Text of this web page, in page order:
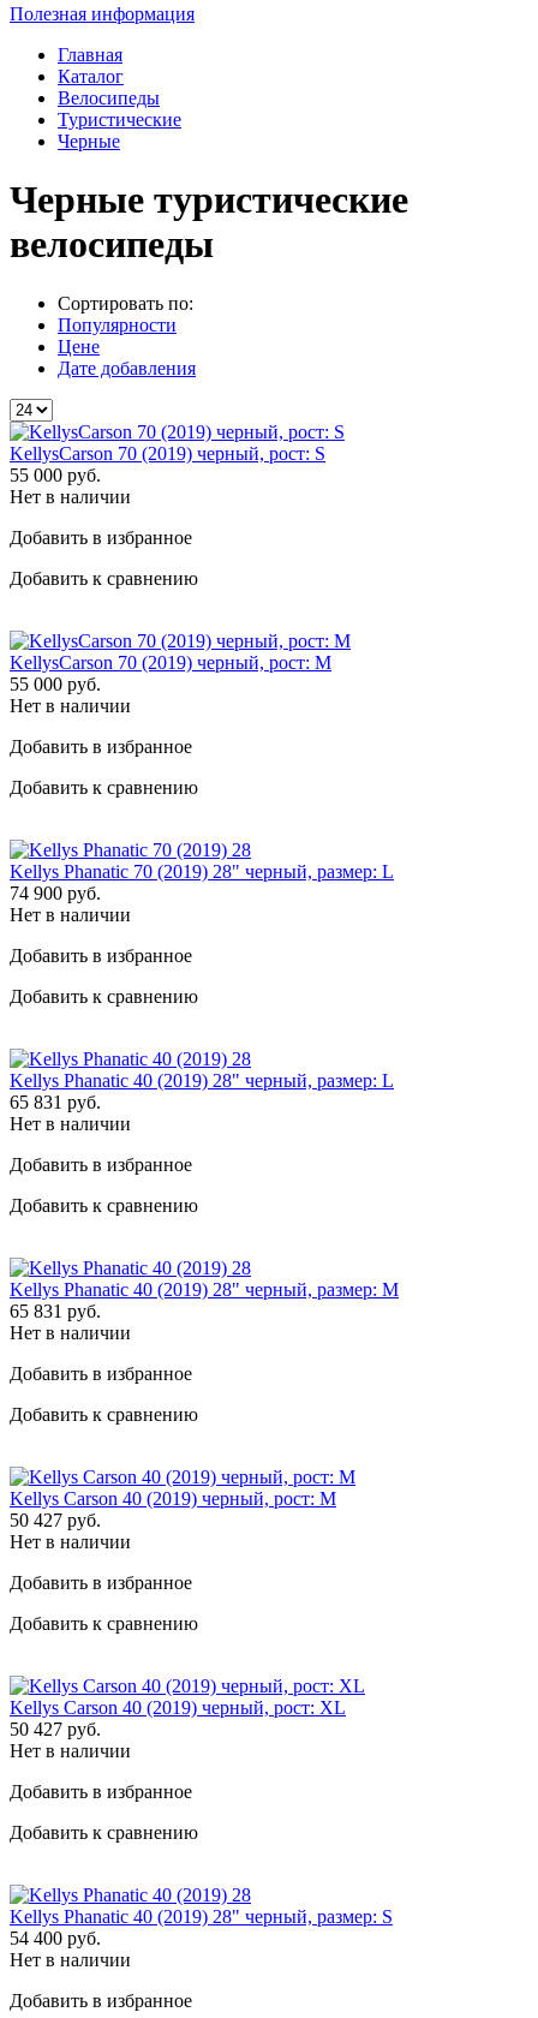
Полезная информация
Главная
Каталог
Велосипеды
Туристические
Черные
Черные туристические
велосипеды
Сортировать по:
Популярности
Цене
Дате добавления
KellysCarson 70 (2019) черный, рост: S
55 000 руб.
Нет в наличии
Добавить в избранное
Добавить к сравнению
KellysCarson 70 (2019) черный, рост: M
55 000 руб.
Нет в наличии
Добавить в избранное
Добавить к сравнению
Kellys Phanatic 70 (2019) 28" черный, размер: L
74 900 руб.
Нет в наличии
Добавить в избранное
Добавить к сравнению
Kellys Phanatic 40 (2019) 28" черный, размер: L
65 831 руб.
Нет в наличии
Добавить в избранное
Добавить к сравнению
Kellys Phanatic 40 (2019) 28" черный, размер: M
65 831 руб.
Нет в наличии
Добавить в избранное
Добавить к сравнению
Kellys Carson 40 (2019) черный, рост: M
50 427 руб.
Нет в наличии
Добавить в избранное
Добавить к сравнению
Kellys Carson 40 (2019) черный, рост: XL
50 427 руб.
Нет в наличии
Добавить в избранное
Добавить к сравнению
Kellys Phanatic 40 (2019) 28" черный, размер: S
54 400 руб.
Нет в наличии
Добавить в избранное